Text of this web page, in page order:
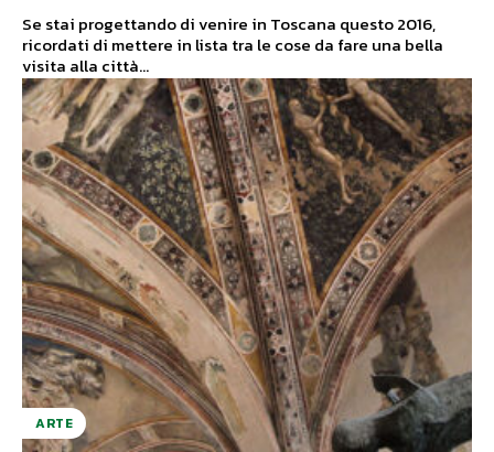
Se stai progettando di venire in Toscana questo 2016,
ricordati di mettere in lista tra le cose da fare una bella
visita alla città...
ARTE